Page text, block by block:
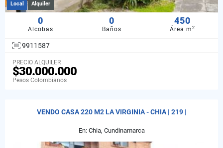
Local Alquiler
0
Alcobas
0
Baños
450
Área m2
9911587
PRECIO ALQUILER
$30.000.000
Pesos Colombianos
VENDO CASA 220 M2 LA VIRGINIA - CHIA | 219 |
En: Chia, Cundinamarca